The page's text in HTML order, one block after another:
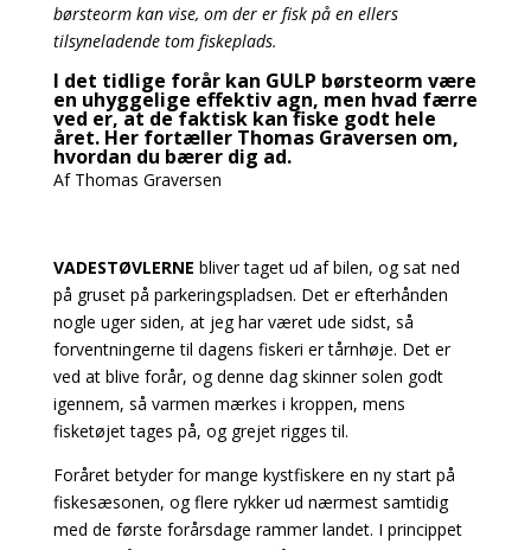
børsteorm kan vise, om der er fisk på en ellers
tilsyneladende tom fiskeplads.
I det tidlige forår kan GULP børsteorm være
en uhyggelige effektiv agn, men hvad færre
ved er, at de faktisk kan fiske godt hele
året. Her fortæller Thomas Graversen om,
hvordan du bærer dig ad.
Af Thomas Graversen
VADESTØVLERNE bliver taget ud af bilen, og sat ned
på gruset på parkeringspladsen. Det er efterhånden
nogle uger siden, at jeg har været ude sidst, så
forventningerne til dagens fiskeri er tårnhøje. Det er
ved at blive forår, og denne dag skinner solen godt
igennem, så varmen mærkes i kroppen, mens
fisketøjet tages på, og grejet rigges til.
Foråret betyder for mange kystfiskere en ny start på
fiskesæsonen, og flere rykker ud nærmest samtidig
med de første forårsdage rammer landet. I princippet